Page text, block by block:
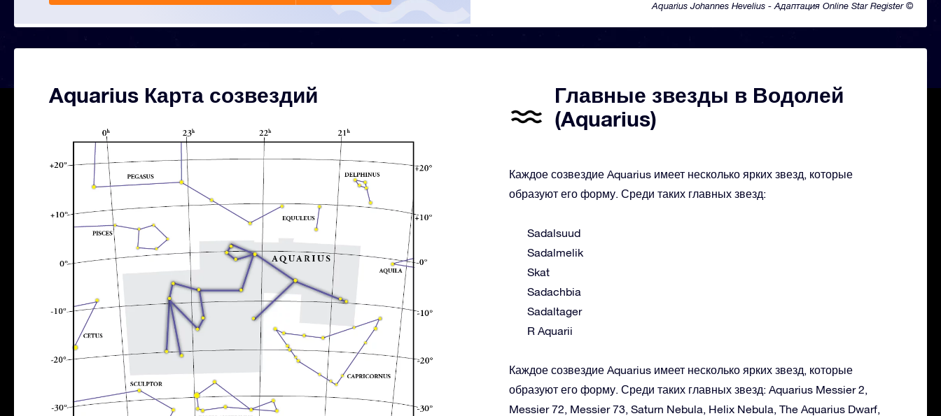
Aquarius Johannes Hevelius - Адаптация Online Star Register ©
Aquarius Карта созвездий
Главные звезды в Водолей
(Aquarius)
Каждое созвездие Aquarius имеет несколько ярких звезд, которые
образуют его форму. Среди таких главных звезд:
Sadalsuud
Sadalmelik
Skat
Sadachbia
Sadaltager
R Aquarii
Каждое созвездие Aquarius имеет несколько ярких звезд, которые
образуют его форму. Среди таких главных звезд: Aquarius Messier 2,
Messier 72, Messier 73, Saturn Nebula, Helix Nebula, The Aquarius Dwarf,